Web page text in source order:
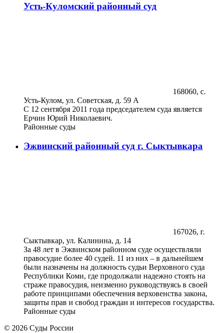
Усть-Куломский районный суд
168060, с.
Усть-Кулом, ул. Советская, д. 59 А
С 12 сентября 2011 года председателем суда является
Ерчин Юрий Николаевич.
Районные суды
Эжвинский районный суд г. Сыктывкара
167026, г.
Сыктывкар, ул. Калинина, д. 14
За 48 лет в Эжвинском районном суде осуществляли
правосудие более 40 судей. 11 из них – в дальнейшем
были назначены на должность судьи Верховного суда
Республики Коми, где продолжали надежно стоять на
страже правосудия, неизменно руководствуясь в своей
работе принципами обеспечения верховенства закона,
защиты прав и свобод граждан и интересов государства.
Районные суды
© 2026 Суды России